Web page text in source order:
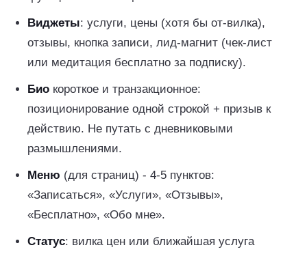
Виджеты: услуги, цены (хотя бы от-вилка),
отзывы, кнопка записи, лид-магнит (чек-лист
или медитация бесплатно за подписку).
Био короткое и транзакционное:
позиционирование одной строкой + призыв к
действию. Не путать с дневниковыми
размышлениями.
Меню (для страниц) - 4-5 пунктов:
«Записаться», «Услуги», «Отзывы»,
«Бесплатно», «Обо мне».
Статус: вилка цен или ближайшая услуга